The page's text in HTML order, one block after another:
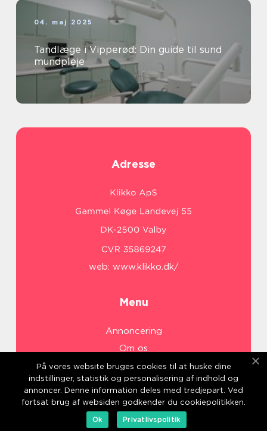
04. maj 2025
Tandlæge i Vipperød: Din guide til sund
mundpleje
Adresse
web: www.klikko.dk/
Menu
Annoncering
Om os
Cookies
Kontakt os
Sitemap
På vores website bruges cookies til at huske dine
indstillinger, statistik og personalisering af indhold og
annoncer. Denne information deles med tredjepart. Ved
fortsat brug af websiden godkender du cookiepolitikken.
Ok
Privatlivspolitik